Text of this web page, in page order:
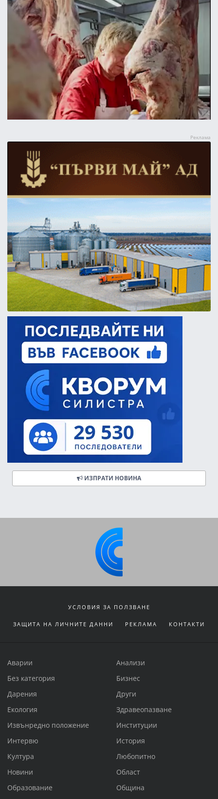
ИЗПРАТИ НОВИНА
УСЛОВИЯ ЗА ПОЛЗВАНЕ
ЗАЩИТА НА ЛИЧНИТЕ ДАННИ РЕКЛАМА КОНТАКТИ
Аварии
Анализи
Без категория
Бизнес
Дарения
Други
Екология
Здравеопазване
Извънредно положение
Институции
Интервю
История
Култура
Любопитно
Новини
Област
Образование
Община